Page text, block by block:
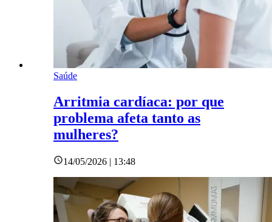
Saúde
Arritmia cardíaca: por que
problema afeta tanto as
mulheres?
14/05/2026 | 13:48